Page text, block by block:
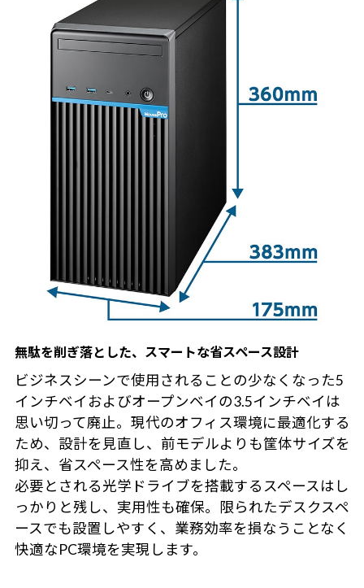
無駄を削ぎ落とした、スマートな省スペース設計
ビジネスシーンで使用されることの少なくなった5
インチベイおよびオープンベイの3.5インチベイは
思い切って廃止。現代のオフィス環境に最適化する
ため、設計を見直し、前モデルよりも筐体サイズを
抑え、省スペース性を高めました。
必要とされる光学ドライブを搭載するスペースはし
っかりと残し、実用性も確保。限られたデスクスペ
ースでも設置しやすく、業務効率を損なうことなく
快適なPC環境を実現します。